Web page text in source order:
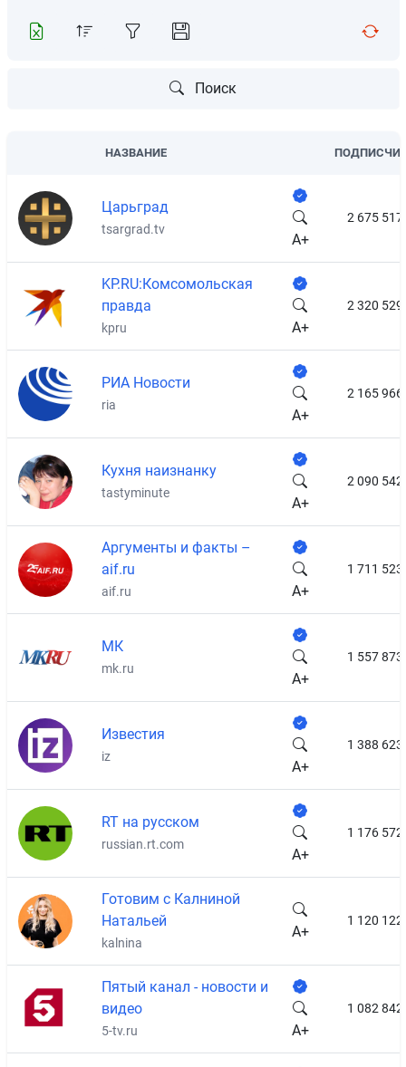
Поиск
НАЗВАНИЕ
Царьград
tsargrad.tv
A+
2 675 517
KP.RU:Комсомольская
правда
kpru A+
2 320 529
РИА Новости
ria
A+
2 165 966
Кухня наизнанку
tastyminute
A+
2 090 542
Аргументы и факты –
aif.ru
aif.ru A+
1 711 523
МК
mk.ru
A+
1 557 873
Известия
iz
A+
1 388 623
RT на русском
russian.rt.com
A+
1 176 572
Готовим с Калниной
Натальей
kalnina
A+
1 120 122
Пятый канал - новости и
видео
5-tv.ru A+
1 082 842